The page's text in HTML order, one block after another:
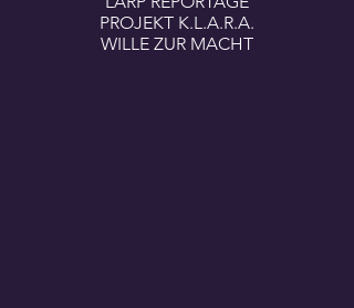
PROJEKT K.L.A.R.A.
WILLE ZUR MACHT